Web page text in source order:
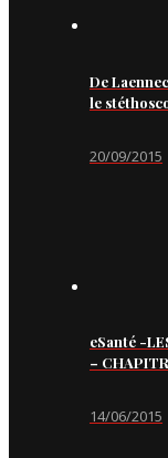
De
le
20/09/2015
eSanté -
–
14/06/2015